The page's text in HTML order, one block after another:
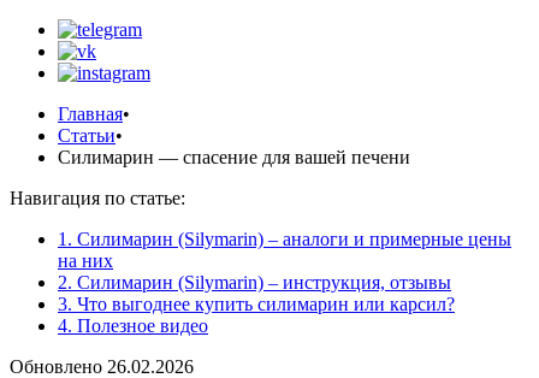
Главная•
Статьи•
Силимарин — спасение для вашей печени
Навигация по статье:
1. Силимарин (Silymarin) – аналоги и примерные цены
на них
2. Силимарин (Silymarin) – инструкция, отзывы
3. Что выгоднее купить силимарин или карсил?
4. Полезное видео
Обновлено 26.02.2026